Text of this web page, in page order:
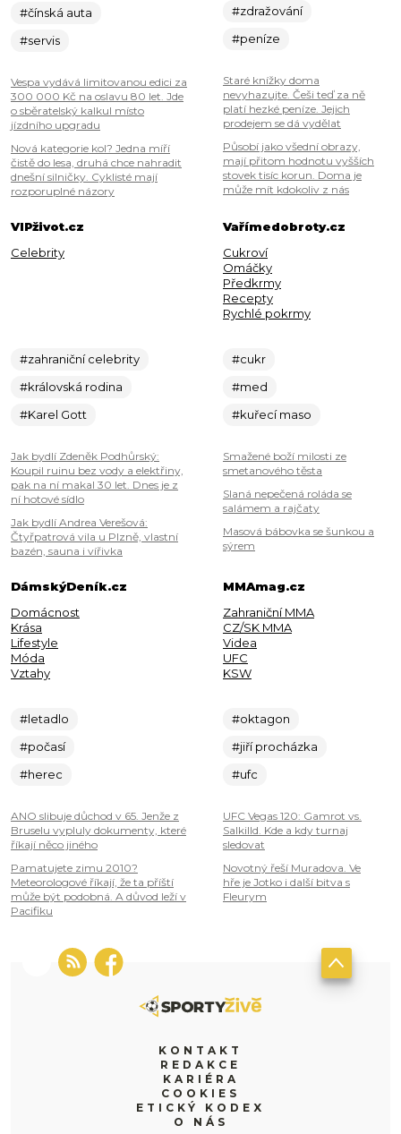
#čínská auta
#servis
Vespa vydává limitovanou edici za
300 000 Kč na oslavu 80 let. Jde
o sběratelský kalkul místo
jízdního upgradu
Nová kategorie kol? Jedna míří
čistě do lesa, druhá chce nahradit
dnešní silničky. Cyklisté mají
rozporuplné názory
#zdražování
#peníze
Staré knížky doma
nevyhazujte. Češi teď za ně
platí hezké peníze. Jejich
prodejem se dá vydělat
Působí jako všední obrazy,
mají přitom hodnotu vyšších
stovek tisíc korun. Doma je
může mít kdokoliv z nás
VIPživot.cz
Celebrity
#zahraniční celebrity
#královská rodina
#Karel Gott
Jak bydlí Zdeněk Podhůrský:
Koupil ruinu bez vody a elektřiny,
pak na ní makal 30 let. Dnes je z
ní hotové sídlo
Jak bydlí Andrea Verešová:
Čtyřpatrová vila u Plzně, vlastní
bazén, sauna i vířivka
Vařímedobroty.cz
Cukroví
Omáčky
Předkrmy
Recepty
Rychlé pokrmy
#cukr
#med
#kuřecí maso
Smažené boží milosti ze
smetanového těsta
Slaná nepečená roláda se
salámem a rajčaty
Masová bábovka se šunkou a
sýrem
DámskýDeník.cz
Domácnost
Krása
Lifestyle
Móda
Vztahy
#letadlo
#počasí
#herec
ANO slibuje důchod v 65. Jenže z
Bruselu vypluly dokumenty, které
říkají něco jiného
Pamatujete zimu 2010?
Meteorologové říkají, že ta příští
může být podobná. A důvod leží v
Pacifiku
MMAmag.cz
Zahraniční MMA
CZ/SK MMA
Videa
UFC
KSW
#oktagon
#jiří procházka
#ufc
UFC Vegas 120: Gamrot vs.
Salkilld. Kde a kdy turnaj
sledovat
Novotný řeší Muradova. Ve
hře je Jotko i další bitva s
Fleurym
KONTAKT
REDAKCE
KARIÉRA
COOKIES
ETICKÝ KODEX
O NÁS